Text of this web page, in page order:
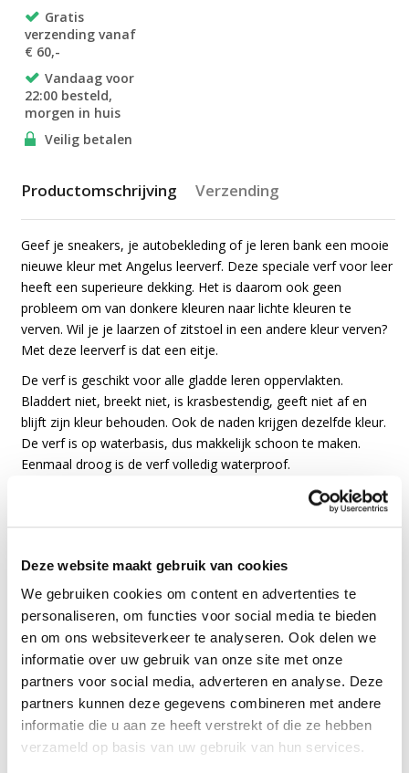
Deze website maakt gebruik van cookies
We gebruiken cookies om content en advertenties te
personaliseren, om functies voor social media te bieden
en om ons websiteverkeer te analyseren. Ook delen we
informatie over uw gebruik van onze site met onze
partners voor social media, adverteren en analyse. Deze
partners kunnen deze gegevens combineren met andere
informatie die u aan ze heeft verstrekt of die ze hebben
verzameld op basis van uw gebruik van hun services.
Gratis
verzending vanaf
€ 60,-
Vandaag voor
22:00 besteld,
morgen in huis
Veilig betalen
Productomschrijving
Geef je sneakers, je autobekleding of je leren bank een mooie
nieuwe kleur met Angelus leerverf. Deze speciale verf voor leer
heeft een superieure dekking. Het is daarom ook geen
probleem om van donkere kleuren naar lichte kleuren te
verven. Wil je je laarzen of zitstoel in een andere kleur verven?
Met deze leerverf is dat een eitje.
De verf is geschikt voor alle gladde leren oppervlakten.
Bladdert niet, breekt niet, is krasbestendig, geeft niet af en
blijft zijn kleur behouden. Ook de naden krijgen dezelfde kleur.
De verf is op waterbasis, dus makkelijk schoon te maken.
Eenmaal droog is de verf volledig waterproof.
Doordat de leerverf super simpel is te gebruiken, verf je zelf
goedkoop je leren items in een nieuw kleurtje en los je schade
Gebruiksadvies voor Angelus
leerverf:
Behandel het leer voor met dePreparer & Deglazervoor een
goede hechting.
Verf dunne, effen laagjes totdat je een egaal en dekkend
resultaat ziet.
Wacht 10-15 min voordat je een nieuwe laag aanbrengt.
Laat je leren item 24 uur rusten voordat je het gebruikt.
Verzending